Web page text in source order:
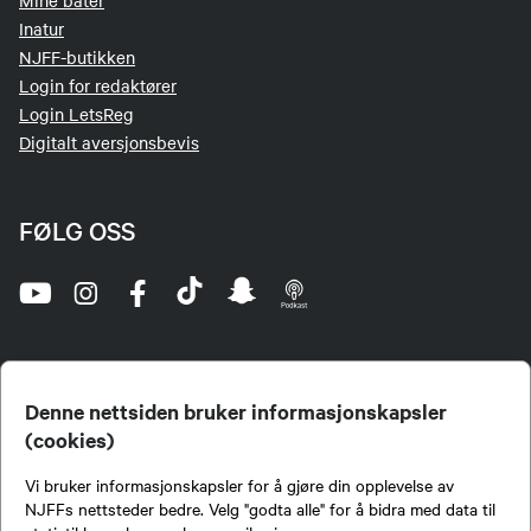
Denne nettsiden bruker informasjonskapsler
(cookies)
Vi bruker informasjonskapsler for å gjøre din opplevelse av
NJFFs nettsteder bedre. Velg "godta alle" for å bidra med data til
​​Voksne i posisjoner har et særskilt ansvar
for å fremstå som rollemodeller og aldri
utnytte sin maktposisjon ved å utøve press
på andre eller oppmuntre til uønsket
aktivitet. ​
Inatur
NJFF-butikken
Login for redaktører
Login LetsReg
Digitalt aversjonsbevis
FØLG OSS
jegere og sportsfiskere og et av de viktigste miljøene for formidling av kunnskap om jakt og
fiske i Norge. Vi er en partipolitisk nøytral organisasjon, men har et sterkt jakt-, fiske-, og
naturpolitisk engasjement i mange saker.